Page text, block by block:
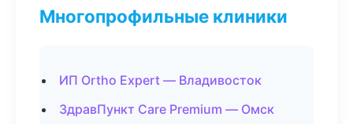
Многопрофильные клиники
ИП Ortho Expert — Владивосток
ЗдравПункт Care Premium — Омск